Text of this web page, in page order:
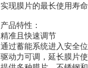
实现膜片的最长使用寿
产品特性：
精准且快速调节
通过蓄能系统进入安全
驱动力可调，延长膜片